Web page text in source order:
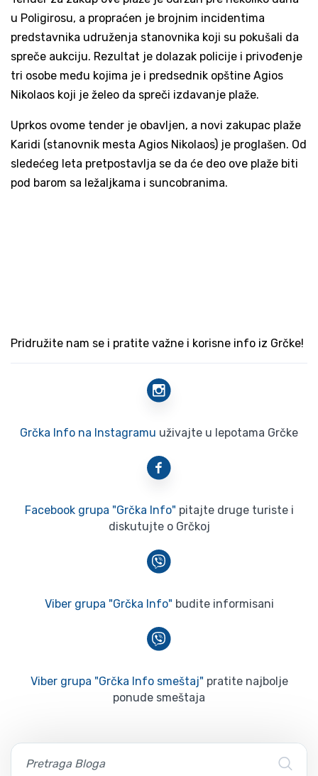
u Poligirosu, a propraćen je brojnim incidentima
predstavnika udruženja stanovnika koji su pokušali da
spreče aukciju. Rezultat je dolazak policije i privođenje
tri osobe među kojima je i predsednik opštine Agios
Nikolaos koji je želeo da spreči izdavanje plaže.
Uprkos ovome tender je obavljen, a novi zakupac plaže
Karidi (stanovnik mesta Agios Nikolaos) je proglašen. Od
sledećeg leta pretpostavlja se da će deo ove plaže biti
pod barom sa ležaljkama i suncobranima.
Pridružite nam se i pratite važne i korisne info iz Grčke!
Grčka Info na Instagramu uživajte u lepotama Grčke
Facebook grupa "Grčka Info" pitajte druge turiste i
diskutujte o Grčkoj
Viber grupa "Grčka Info" budite informisani
Viber grupa "Grčka Info smeštaj" pratite najbolje
ponude smeštaja